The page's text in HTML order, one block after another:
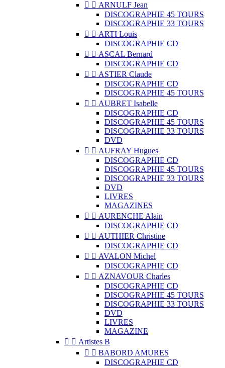
  ARNULF Jean
DISCOGRAPHIE 45 TOURS
DISCOGRAPHIE 33 TOURS
  ARTI Louis
DISCOGRAPHIE CD
  ASCAL Bernard
DISCOGRAPHIE CD
  ASTIER Claude
DISCOGRAPHIE CD
DISCOGRAPHIE 45 TOURS
  AUBRET Isabelle
DISCOGRAPHIE CD
DISCOGRAPHIE 45 TOURS
DISCOGRAPHIE 33 TOURS
DVD
  AUFRAY Hugues
DISCOGRAPHIE CD
DISCOGRAPHIE 45 TOURS
DISCOGRAPHIE 33 TOURS
DVD
LIVRES
MAGAZINES
  AURENCHE Alain
DISCOGRAPHIE CD
  AUTHIER Christine
DISCOGRAPHIE CD
  AVALON Michel
DISCOGRAPHIE CD
  AZNAVOUR Charles
DISCOGRAPHIE CD
DISCOGRAPHIE 45 TOURS
DISCOGRAPHIE 33 TOURS
DVD
LIVRES
MAGAZINE
  Artistes B
  BABORD AMURES
DISCOGRAPHIE CD